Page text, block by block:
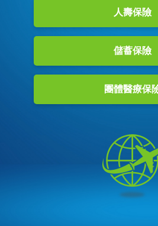
人壽保險
儲蓄保險
團體醫療保